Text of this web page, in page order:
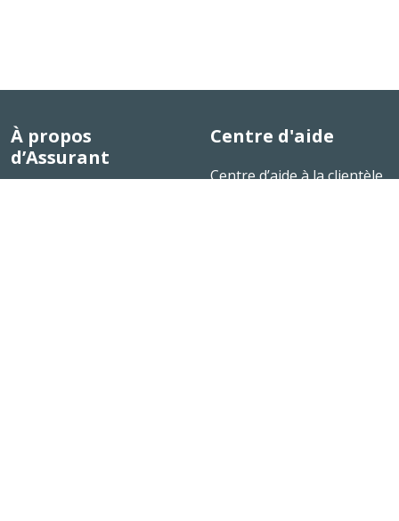
À propos
d’Assurant
Centre d'aide
Centre d’aide à la clientèle